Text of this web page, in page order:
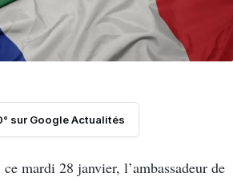
sur Google Actualités
mardi 28 janvier, l’ambassadeur de